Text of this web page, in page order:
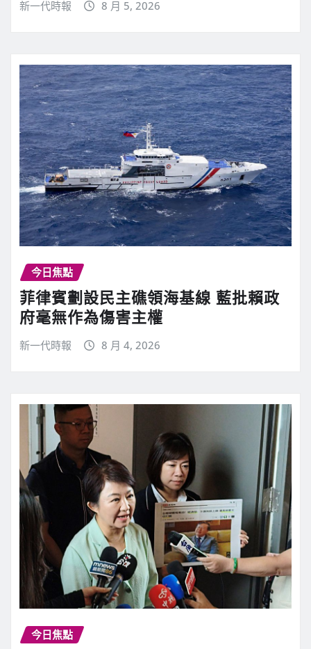
新一代時報 8 月 5, 2026
今日焦點
菲律賓劃設民主礁領海基線 藍批賴政
府毫無作為傷害主權
新一代時報 8 月 4, 2026
今日焦點